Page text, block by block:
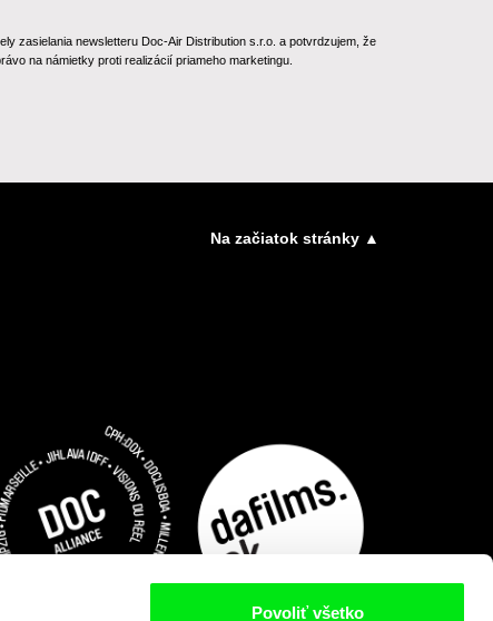
Povoliť všetko
zasielania newsletteru Doc-Air Distribution s.r.o. a potvrdzujem, že
na námietky proti realizácií priameho marketingu.
Na začiatok stránky ▲